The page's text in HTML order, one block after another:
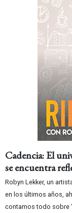
Cadencia: El
se encuentra
Robyn Lekker, un
en los últimos años,
contamos todo sobre